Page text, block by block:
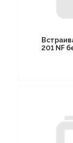
201 NF